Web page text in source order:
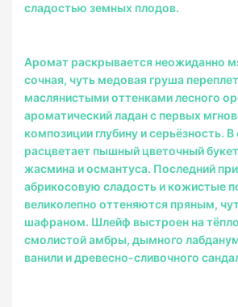
сладостью земных плодов.
Аромат раскрывается неожиданно
сочная, чуть медовая груша
маслянистыми оттенками лесного
ароматический ладан с первых
композиции глубину и серьёзность.
расцветает пышный цветочный
жасмина и османтуса. Последний
абрикосовую сладость и кожистые
великолепно оттеняются пряным,
шафраном. Шлейф выстроен на
смолистой амбры, дымного
ванили и древесно-сливочного